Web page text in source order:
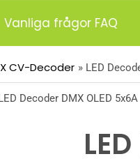
Vanliga frågor FAQ
CV-Decoder LED
Decoder DMX OLED 5x6A